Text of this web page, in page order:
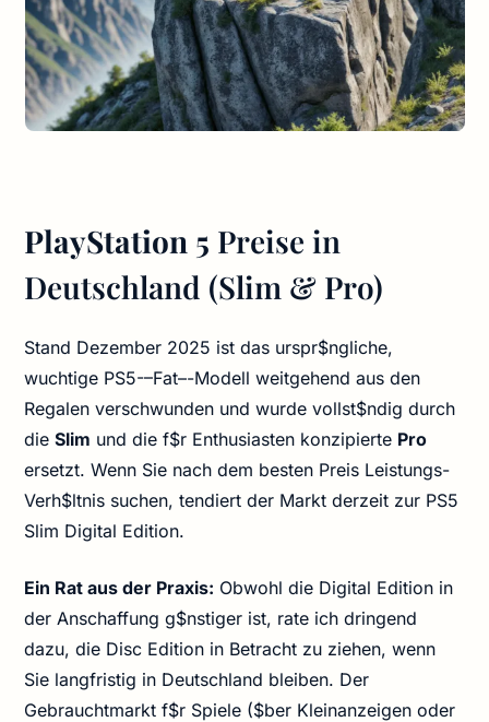
PlayStation 5 Preise in
Deutschland (Slim & Pro)
Stand Dezember 2025 ist das urspr$ngliche,
wuchtige PS5-–Fat–-Modell weitgehend aus den
Regalen verschwunden und wurde vollst$ndig durch
dieSlim und die f$r Enthusiasten konzipierte Pro
ersetzt. Wenn Sie nach dem besten Preis Leistungs-
Verh$ltnis suchen, tendiert der Markt derzeit zur PS5
Slim Digital Edition.
Ein Rat aus der Praxis: Obwohl die Digital Edition in
der Anschaffung g$nstiger ist, rate ich dringend
dazu, die Disc Edition in Betracht zu ziehen, wenn
Sie langfristig in Deutschland bleiben. Der
Gebrauchtmarkt f$r Spiele ($ber Kleinanzeigen oder